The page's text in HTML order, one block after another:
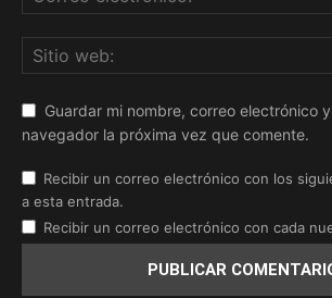
Guardar mi nombre, correo electrónico
navegador la próxima vez que comente.
Recibir un correo electrónico con los
a esta entrada.
Recibir un correo electrónico con cada